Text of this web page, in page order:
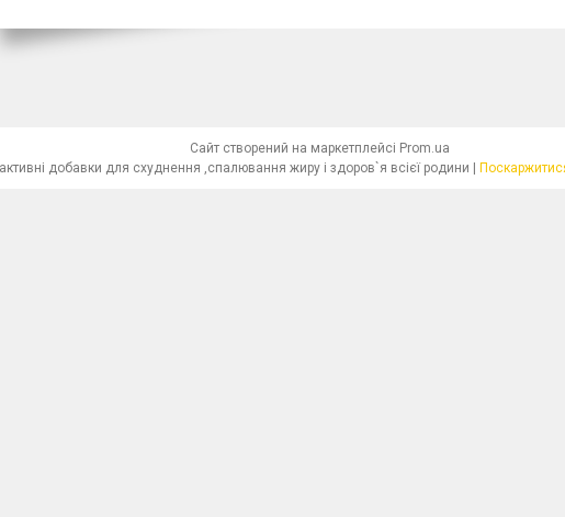
Сайт створений на маркетплейсі Prom.ua
"Красива Фігура"-біологічно активні добавки для схуднення ,спалювання жиру і здоров`я всієї родини |